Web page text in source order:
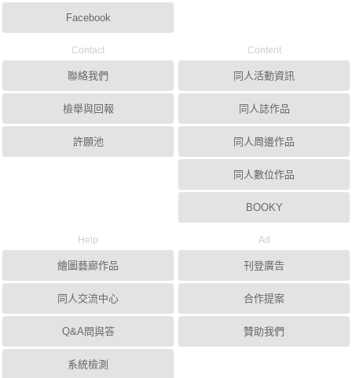
Facebook
Contact
聯絡我們
檢舉與回報
許願池
Content
同人活動資訊
同人誌作品
同人周邊作品
同人數位作品
BOOKY
Help
繪圖藝廊作品
同人交流中心
Q&A問與答
系統檢測
Ad
刊登廣告
合作提案
贊助我們